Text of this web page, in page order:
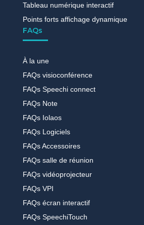
Tableau numérique interactif
Points forts affichage dynamique
FAQs
À la une
FAQs visioconférence
FAQs Speechi connect
FAQs Note
FAQs Iolaos
FAQs Logiciels
FAQs Accessoires
FAQs salle de réunion
FAQs vidéoprojecteur
FAQs VPI
FAQs écran interactif
FAQs SpeechiTouch